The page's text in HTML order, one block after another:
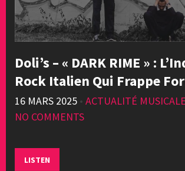
Doli’s – « DARK RIME » :
Rock Italien Qui Frappe
16 MARS 2025 • ACTUALITÉ MUSICALE
NO COMMENTS
LISTEN